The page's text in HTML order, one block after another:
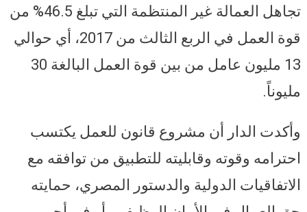
تجاهل العمالة غير المنتظمة التي تبلغ 46.5% من
قوة العمل في الربع الثالث من 2017، أي حوالي
13 مليون عامل من بين قوة العمل البالغة 30
مليوناً.
وأكدت الدار أن مشروع قانون للعمل يكتسب
احترامه وقوته وقابليته للتطبيق من توافقه مع
الاتفاقيات الدولية والدستور المصري، حمايته